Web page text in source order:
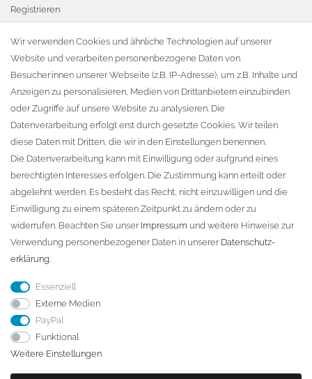
Registrieren
Warenkorb
Zur Kasse
KONTAKT
Fa. Steffen Jost
Söbrigener Weg 50
D-01796 Pirna
Telefon:+49 (0)3501 507295
info@dach-teufel.de
Wir verwenden Cookies und ähnliche Technologien auf unserer
Website und verarbeiten personenbezogene Daten von
Besucher:innen unserer Webseite (z.B. IP-Adresse), um z.B. Inhalte und
Anzeigen zu personalisieren, Medien von Drittanbietern einzubinden
oder Zugriffe auf unsere Website zu analysieren. Die
Datenverarbeitung erfolgt erst durch gesetzte Cookies. Wir teilen
diese Daten mit Dritten, die wir in den Einstellungen benennen.
Die Datenverarbeitung kann mit Einwilligung oder aufgrund eines
berechtigten Interesses erfolgen. Die Zustimmung kann erteilt oder
abgelehnt werden. Es besteht das Recht, nicht einzuwilligen und die
Einwilligung zu einem späteren Zeitpunkt zu ändern oder zu
widerrufen. Beachten Sie unser Impressum und weitere Hinweise zur
Verwendung personenbezogener Daten in unserer Daten­schutz­
erklärung.
Essenziell
Externe Medien
PayPal
Funktional
Weitere Einstellungen